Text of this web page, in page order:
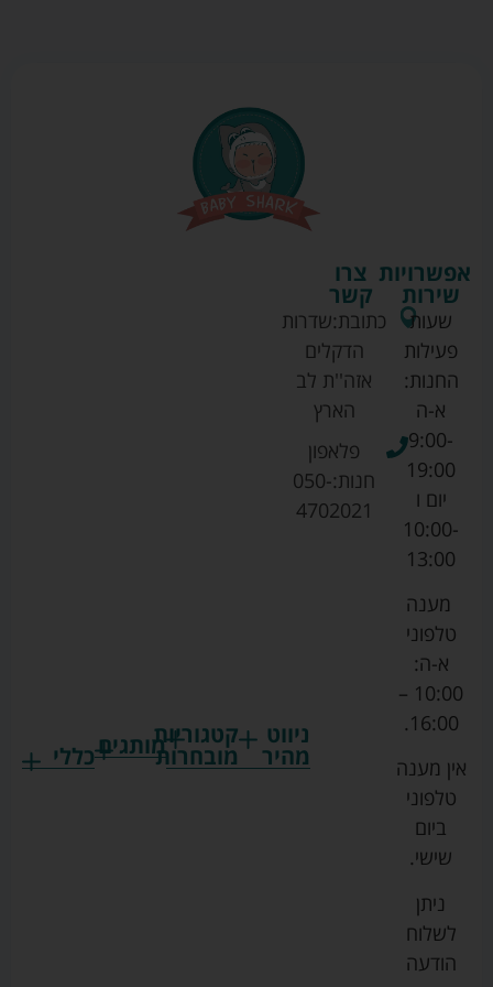
ניווט
מהיר
קטגוריות
מובחרותמותגים
גרקו
כללי
צרו
קשר
כתובת:שדרות
הדקלים
אזה''ת לב
הארץ
פלאפון
חנות:050-
4702021
אפשרויות
שירות
שעות
פעילות
החנות:
א-ה
9:00-
19:00
יום ו
10:00-
13:00
מענה
טלפוני
א-ה:
10:00 –
16:00.
אין מענה
טלפוני
ביום
שישי.
ניתן
לשלוח
הודעה